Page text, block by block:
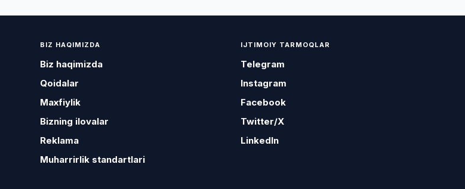
BIZ HAQIMIZDA
Biz haqimizda
Qoidalar
Maxfiylik
Bizning ilovalar
Reklama
Muharrirlik standartlari
IJTIMOIY TARMOQLAR
Telegram
Instagram
Facebook
Twitter/X
LinkedIn